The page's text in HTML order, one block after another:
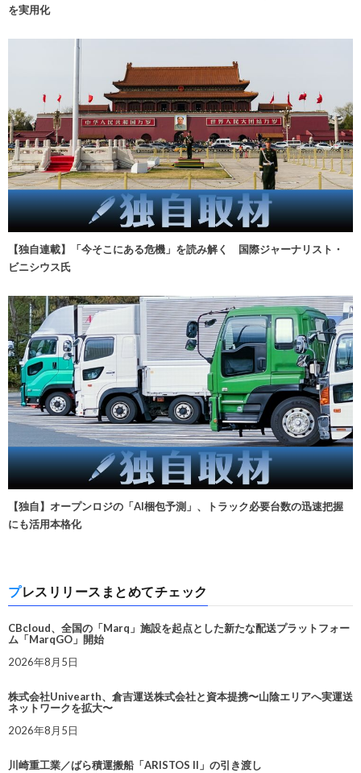
を実用化
【独自連載】「今そこにある危機」を読み解く 国際ジャーナリスト・
ビニシウス氏
【独自】オープンロジの「AI梱包予測」、トラック必要台数の迅速把握
にも活用本格化
プレスリリースまとめてチェック
CBcloud、全国の「Marq」施設を起点とした新たな配送プラットフォー
ム「MarqGO」開始
2026年8月5日
株式会社Univearth、倉吉運送株式会社と資本提携〜山陰エリアへ実運送
ネットワークを拡大〜
2026年8月5日
川崎重工業／ばら積運搬船「ARISTOS II」の引き渡し